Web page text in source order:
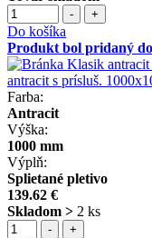
- +
Do košíka
Produkt bol pridaný
antracit s prísluš.
Farba:
Antracit
Výška:
1000 mm
Výplň:
Splietané pletivo
139.62 €
Skladom > 2 ks
- +